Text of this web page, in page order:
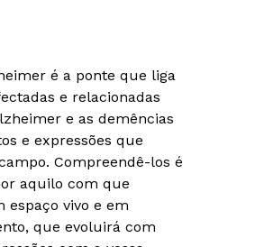
é a ponte que liga
e relacionadas
e as demências
e expressões que
Compreendê-los é
aquilo com que
espaço vivo e em
que evoluirá com